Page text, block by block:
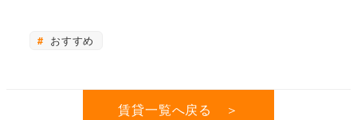
おすすめ
賃貸一覧へ戻る ＞